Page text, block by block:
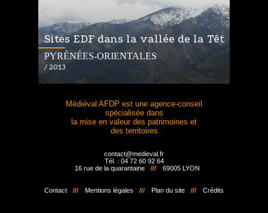
Sites EDF dans la vallée de la Têt
PYRÉNÉES-ORIENTALES
/ 2013
Médiéval AFDP est une agence-conseil
spécialisée dans
la mise en valeur des patrimoines et
des territoires
contact@medieval.fr
Tél. : 04 72 60 92 64
69005 LYON
16 rue de la quarantaine
Contact Mentions légales Plan du site Crédits